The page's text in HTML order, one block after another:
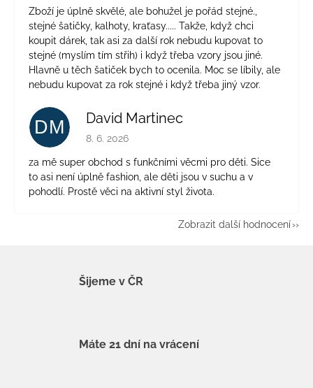
Zboží je úplně skvělé, ale bohužel je pořád stejné.,
stejné šatičky, kalhoty, kraťasy..... Takže, když chci
koupit dárek, tak asi za další rok nebudu kupovat to
stejné (myslím tím střih) i když třeba vzory jsou jiné.
Hlavně u těch šatiček bych to ocenila. Moc se líbily, ale
nebudu kupovat za rok stejné i když třeba jiný vzor.
DM David Martinec
Hodnocení obchodu je 5 z 5 hvězdiček.
8. 6. 2026
za mě super obchod s funkčními věcmi pro děti. Sice
to asi není úplně fashion, ale děti jsou v suchu a v
pohodlí. Prostě věci na aktivní styl života.
Zobrazit další hodnocení
Šijeme v ČR
Máte 21 dní na vrácení